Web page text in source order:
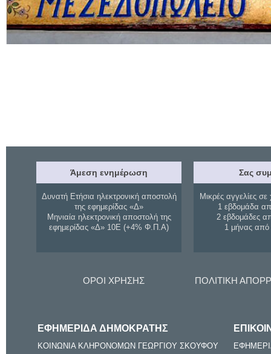
Άμεση ενημέρωση
Δυνατή Ετήσια ηλεκτρονική αποστολή
της εφημερίδας «Δ»
Μηνιαία ηλεκτρονική αποστολή της
εφημερίδας «Δ» 10Ε (+4% Φ.Π.Α)
Σας
Μικρές αγγελίες σε
1 εβδομάδα
2 εβδομάδες
1 μήνας
ΟΡΟΙ ΧΡΗΣΗΣ ΠΟΛΙΤΙΚΗ
ΕΦΗΜΕΡΙΔΑ ΔΗΜΟΚΡΑΤΗΣ
ΚΟΙΝΩΝΙΑ ΚΛΗΡΟΝΟΜΩΝ ΓΕΩΡΓΙΟΥ ΣΚΟΥΦΟΥ